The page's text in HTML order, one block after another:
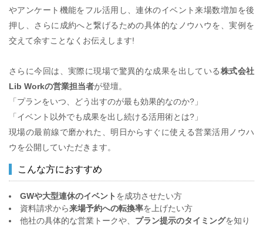
やアンケート機能をフル活用し、連休のイベント来場数増加を後
押し、さらに成約へと繋げるための具体的なノウハウを、実例を
交えて余すことなくお伝えします!
さらに今回は、実際に現場で驚異的な成果を出している株式会社
Lib Workの営業担当者が登壇。
「プランをいつ、どう出すのが最も効果的なのか?」
「イベント以外でも成果を出し続ける活用術とは?」
現場の最前線で磨かれた、明日からすぐに使える営業活用ノウハ
ウを公開していただきます。
こんな方におすすめ
GWや大型連休のイベント を成功させたい方
資料請求から来場予約への転換率を上げたい方
他社の具体的な営業トークや、 プラン提示のタイミングを知り